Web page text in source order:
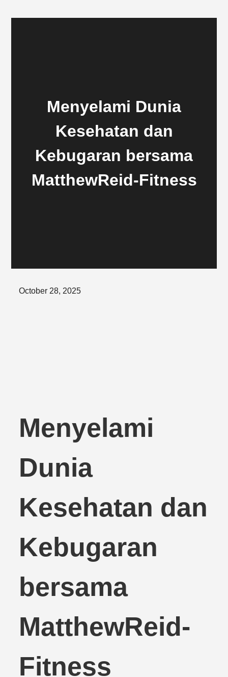
Menyelami Dunia
Kesehatan dan
Kebugaran bersama
MatthewReid-Fitness
Posted
October 28, 2025
Menyelami
Dunia
Kesehatan dan
Kebugaran
bersama
MatthewReid-
Fitness